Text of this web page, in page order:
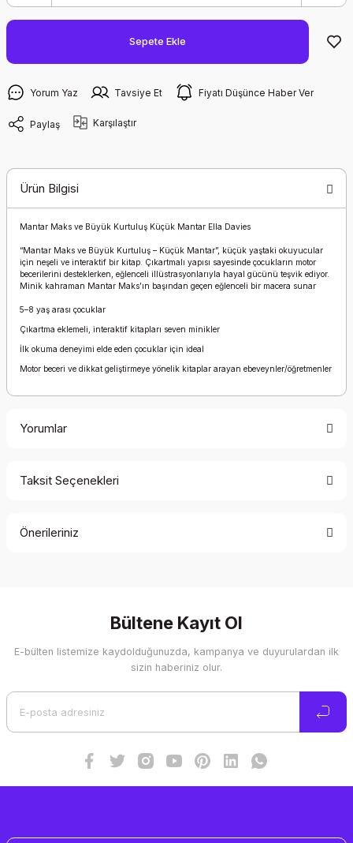
Sepete Ekle
Yorum Yaz Tavsiye Et Fiyatı Düşünce Haber Ver
Paylaş Karşılaştır
Ürün Bilgisi
Mantar Maks ve Büyük Kurtuluş Küçük Mantar Ella Davies
“Mantar Maks ve Büyük Kurtuluş – Küçük Mantar”, küçük yaştaki okuyucular
için neşeli ve interaktif bir kitap. Çıkartmalı yapısı sayesinde çocukların motor
becerilerini desteklerken, eğlenceli illüstrasyonlarıyla hayal gücünü teşvik ediyor.
Minik kahraman Mantar Maks’ın başından geçen eğlenceli bir macera sunar
5–8 yaş arası çocuklar
Çıkartma eklemeli, interaktif kitapları seven minikler
İlk okuma deneyimi elde eden çocuklar için ideal
Motor beceri ve dikkat geliştirmeye yönelik kitaplar arayan ebeveynler/öğretmenler
Yorumlar
Taksit Seçenekleri
Önerileriniz
Görüş ve önerileriniz için teşekkür ederiz.
Ürün resmi kalitesiz, bozuk veya görüntülenemiyor.
Bültene Kayıt Ol
E-bülten listemize kaydolduğunuzda, kampanya ve duyurulardan ilk
sizin haberiniz olur.